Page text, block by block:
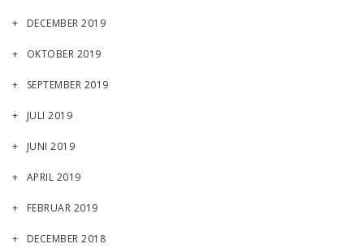
DECEMBER 2019
OKTOBER 2019
SEPTEMBER 2019
JULI 2019
JUNI 2019
APRIL 2019
FEBRUAR 2019
DECEMBER 2018